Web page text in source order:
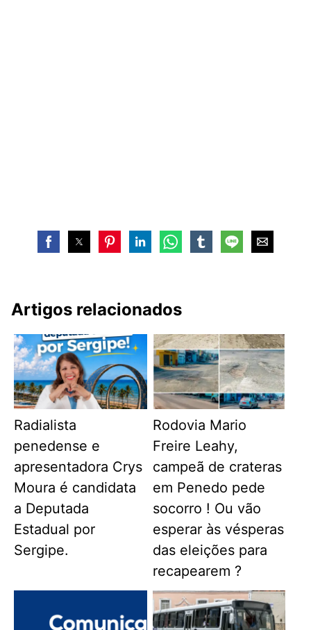
Artigos relacionados
Radialista
penedense e
apresentadora Crys
Moura é candidata
a Deputada
Estadual por
Sergipe.
Rodovia Mario
Freire Leahy,
campeã de crateras
em Penedo pede
socorro ! Ou vão
esperar às vésperas
das eleições para
recapearem ?